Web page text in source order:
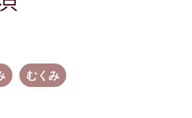
むくみ